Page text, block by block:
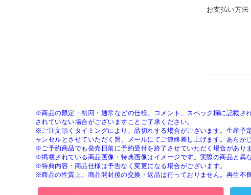
お支払い方法
※商品の限定・初回・通常などの仕様、コメント、スペック欄に記載さ
されていない場合がございますことご了承ください。
※ご注文頂くタイミングにより、品切れする場合がございます。生産予
ャンセルとさせていただく旨、メールにてご連絡差し上げます。あらか
※ご予約商品でも発売日前に予約受付を終了させていただく場合がありま
※掲載されている商品画像・特典画像はイメージです。実際の商品と異
※特典内容・商品仕様は予告なく変更になる場合がございます。
※商品の性質上、商品開封後の交換・返品は行っておりません。再生不